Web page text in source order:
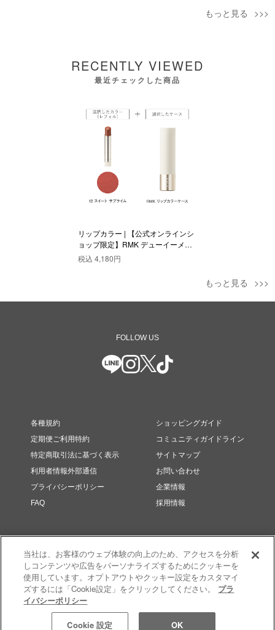
もっと見る
RECENTLY VIEWED
最近チェックした商品
リップカラー | 【公式オンラインシ
ョップ限定】RMK デューイーメル
ト リップカラー(レフィル)ケース付
きセット 12
税込 4,180円
もっと見る
FOLLOW US
各種規約
定期便ご利用特約
特定商取引法に基づく表示
利用者情報外部通信
プライバシーポリシー
FAQ
ショッピングガイド
コミュニティガイドライン
サイトマップ
お問い合わせ
企業情報
採用情報
© RMK Div. e’quipe, LTD. All rights reserved.
当社は、お客様のウェブ体験の向上のため、アクセスを分析
しコンテンツや広告をパーソナライズするためにクッキーを
使用しています。オプトアウトやクッキー設定をカスタマイ
ズするには「Cookie設定」をクリックしてください。 プラ
イバシーポリシー
Cookie 設定 OK